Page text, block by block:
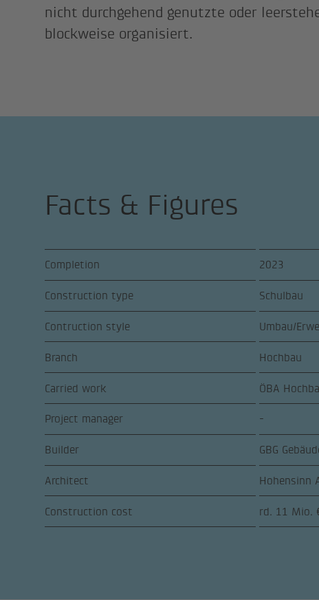
nicht durchgehend genutzte oder
blockweise organisiert.
Facts & Figures
Completion 2023
Construction type Schulbau
Contruction style Umbau/
Branch Hochbau
Carried work ÖBA
Project manager -
Builder GBG
Architect Hohensinn
Construction cost rd. 11 Mio.